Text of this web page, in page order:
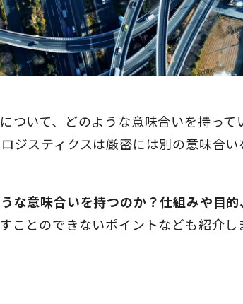
ついて、どのような意味合いを持って
スティクスは厳密には別の意味合い
な意味合いを持つのか？仕組みや目
ことのできないポイントなども紹介